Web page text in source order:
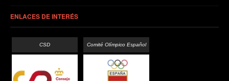
ENLACES DE INTERÉS
CSD Comité Olímpico Español